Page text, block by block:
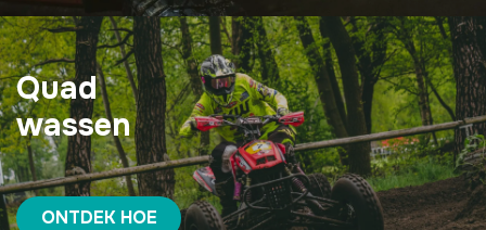
Quad
wassen
ONTDEK HOE